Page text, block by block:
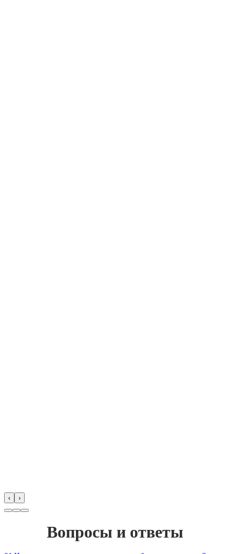
‹ ›
Вопросы и ответы